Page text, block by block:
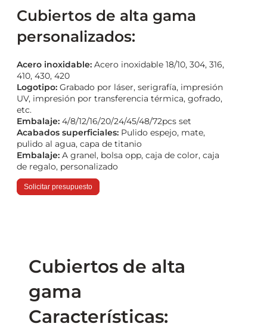
Cubiertos de alta gama
personalizados:
Acero inoxidable: Acero inoxidable 18/10, 304, 316,
410, 430, 420
Logotipo: Grabado por láser, serigrafía, impresión
UV, impresión por transferencia térmica, gofrado,
etc.
Embalaje: 4/8/12/16/20/24/45/48/72pcs set
Acabados superficiales: Pulido espejo, mate,
pulido al agua, capa de titanio
Embalaje: A granel, bolsa opp, caja de color, caja
de regalo, personalizado
Solicitar presupuesto
Cubiertos de alta
gama
Características: